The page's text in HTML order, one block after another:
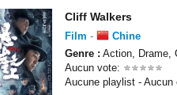
Cliff Walkers
Film -
Chine
Genre : Action, Drame,
Aucun vote:
Aucune playlist - Aucun